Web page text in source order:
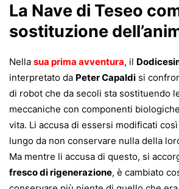
La Nave di Teseo
sostituzione
Nella sua prima avventura, il
interpretato da Peter Capaldi si
di robot che da secoli sta sostituendo
meccaniche con componenti
vita. Li accusa di essersi modificati
lungo da non conservare nulla della
Ma mentre li accusa di questo, si
fresco di rigenerazione, è cambiato